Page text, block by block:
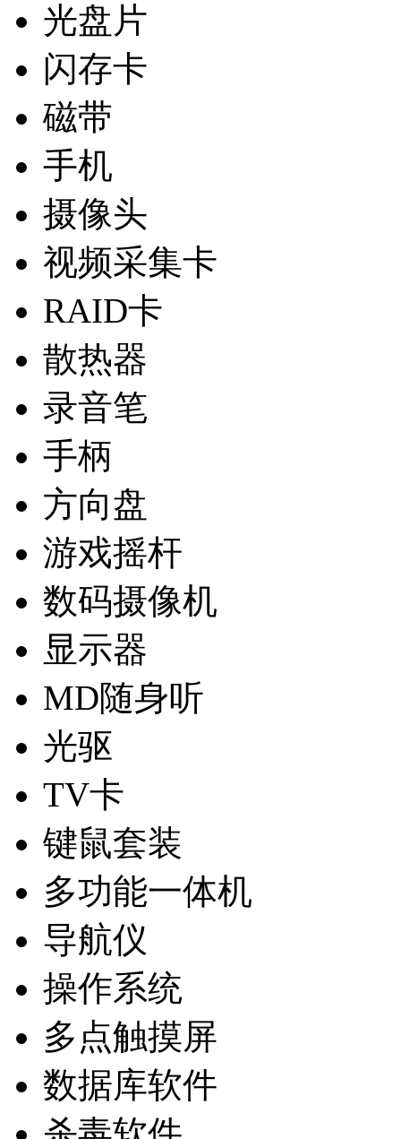
光盘片
闪存卡
磁带
手机
摄像头
视频采集卡
RAID卡
散热器
录音笔
手柄
方向盘
游戏摇杆
数码摄像机
显示器
MD随身听
光驱
TV卡
键鼠套装
多功能一体机
导航仪
操作系统
多点触摸屏
数据库软件